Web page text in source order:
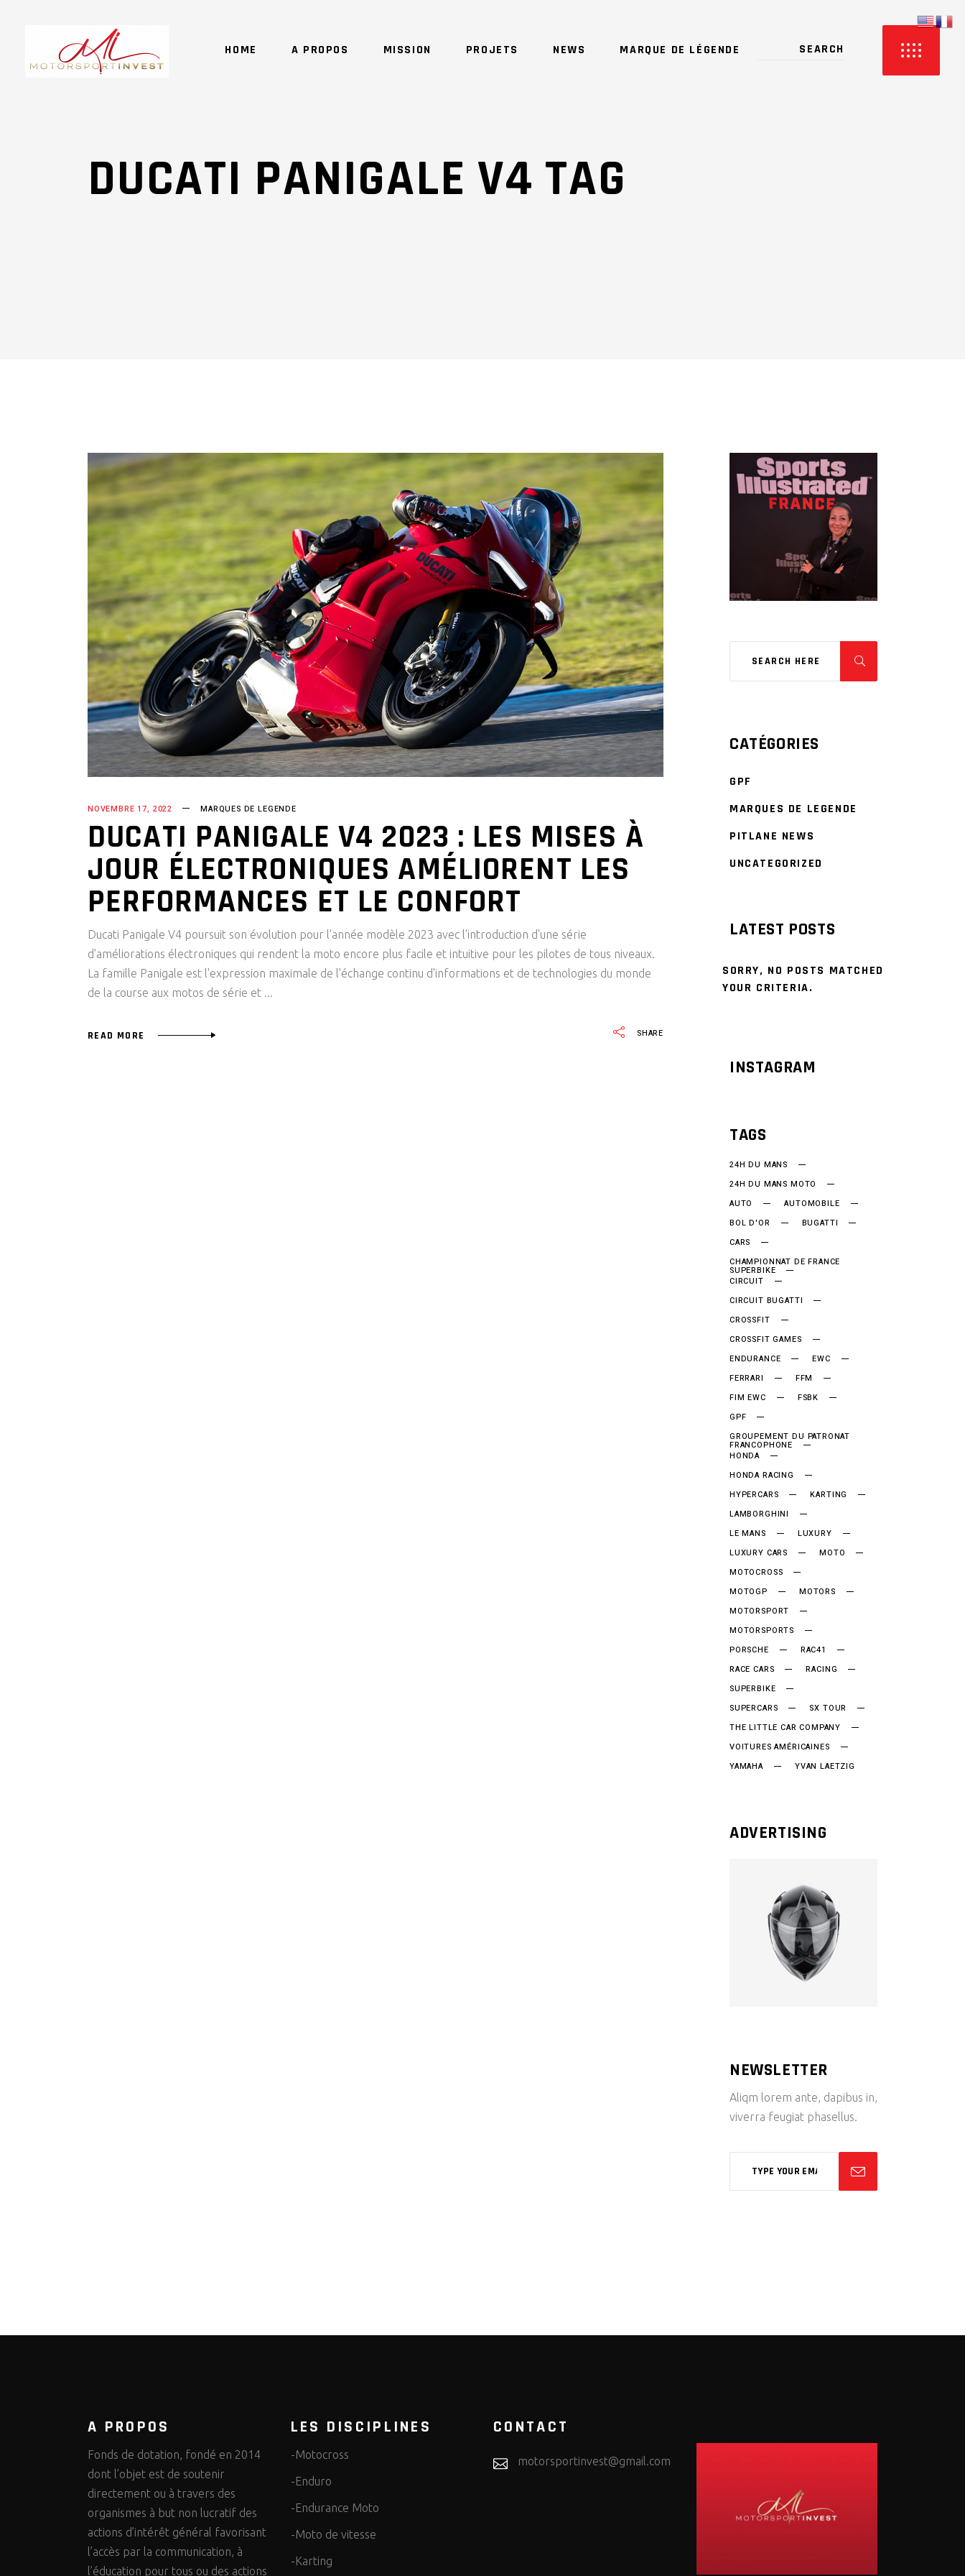
HOME A PROPOS MISSION PROJETS NEWS MARQUE DE LÉGENDE
DUCATI PANIGALE V4 TAG
NOVEMBRE 17, 2022 MARQUES DE LEGENDE
DUCATI PANIGALE V4 2023 : LES MISES À
JOUR ÉLECTRONIQUES AMÉLIORENT LES
PERFORMANCES ET LE CONFORT
Ducati Panigale V4 poursuit son évolution pour l'année modèle 2023 avec l'introduction d'une série
d'améliorations électroniques qui rendent la moto encore plus facile et intuitive pour les pilotes de tous niveaux.
La famille Panigale est l'expression maximale de l'échange continu d'informations et de technologies du monde
de la course aux motos de série et
READ MORE SHARE
CATÉGORIES
GPF
MARQUES DE LEGENDE
PITLANE NEWS
UNCATEGORIZED
LATEST POSTS
SORRY, NO POSTS MATCHED
YOUR CRITERIA.
INSTAGRAM
TAGS
24H DU MANS
24H DU MANS MOTO
AUTO
AUTOMOBILE
BOL D'OR
BUGATTI
CARS
CHAMPIONNAT DE FRANCE
SUPERBIKE
CIRCUIT
CIRCUIT BUGATTI
CROSSFIT
CROSSFIT GAMES
ENDURANCE
EWC
FERRARI
FFM
FIM EWC
FSBK
GPF
GROUPEMENT DU PATRONAT
FRANCOPHONE
HONDA
HONDA RACING
HYPERCARS
KARTING
LAMBORGHINI
LE MANS
LUXURY
LUXURY CARS
MOTO
MOTOCROSS
MOTOGP
MOTORS
MOTORSPORT
MOTORSPORTS
PORSCHE
RAC41
RACE CARS
RACING
SUPERBIKE
SUPERCARS
SX TOUR
THE LITTLE CAR COMPANY
VOITURES AMÉRICAINES
YAMAHA
YVAN LAETZIG
ADVERTISING
NEWSLETTER
Aliqm lorem ante, dapibus in,
viverra feugiat phasellus.
A PROPOS
Fonds de dotation, fondé en 2014
dont l’objet est de soutenir
directement ou à travers des
organismes à but non lucratif des
actions d’intérêt général favorisant
l’accès par la communication, à
l’éducation pour tous ou des actions
LES DISCIPLINES
-Motocross
-Enduro
-Endurance Moto
-Moto de vitesse
-Karting
CONTACT
motorsportinvest@gmail.com